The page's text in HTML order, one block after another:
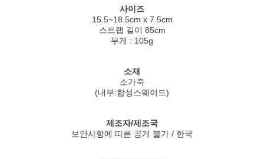
사이즈
15.5~18.5cm x 7.5cm
스트랩 길이 85cm
무게 : 105g
소재
소가죽
(내부:합성스웨이드)
제조자/제조국
보안사항에 따른 공개 불가 / 한국